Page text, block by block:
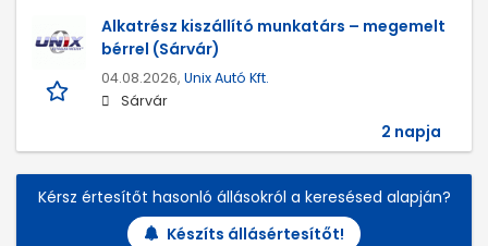
Alkatrész kiszállító munkatárs – megemelt
bérrel (Sárvár)
04.08.2026, Unix Autó Kft.
Sárvár
2 napja
Kérsz értesítőt hasonló állásokról a keresésed alapján?
Készíts állásértesítőt!